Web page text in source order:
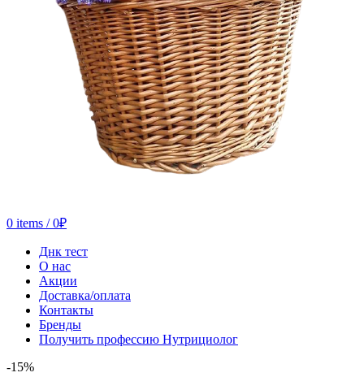
0 items / 0₽
Днк тест
О нас
Акции
Доставка/оплата
Контакты
Бренды
Получить профессию Нутрициолог
-15%